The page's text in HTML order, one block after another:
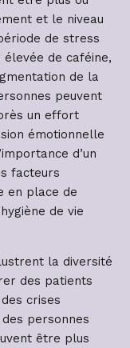
et le niveau
de stress
de caféine,
de la
peuvent
un effort
émotionnelle
d’un
facteurs
en place de
de vie
la diversité
des patients
crises
personnes
être plus